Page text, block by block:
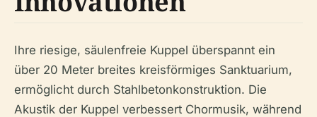
Ihre riesige, säulenfreie Kuppel überspannt ein
über 20 Meter breites kreisförmiges Sanktuarium,
ermöglicht durch Stahlbetonkonstruktion. Die
Akustik der Kuppel verbessert Chormusik, während